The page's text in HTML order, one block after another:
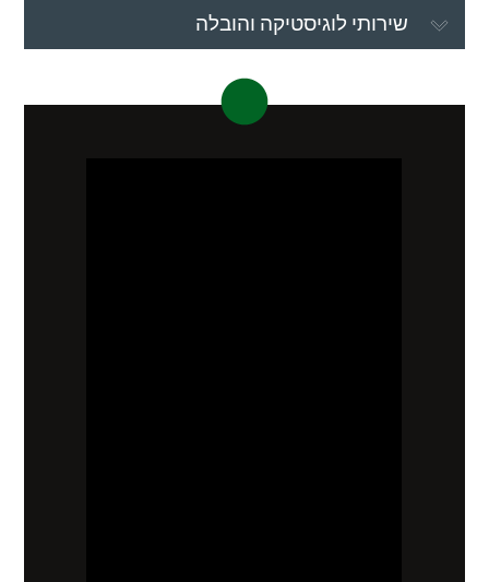
שירותי לוגיסטיקה והובלה